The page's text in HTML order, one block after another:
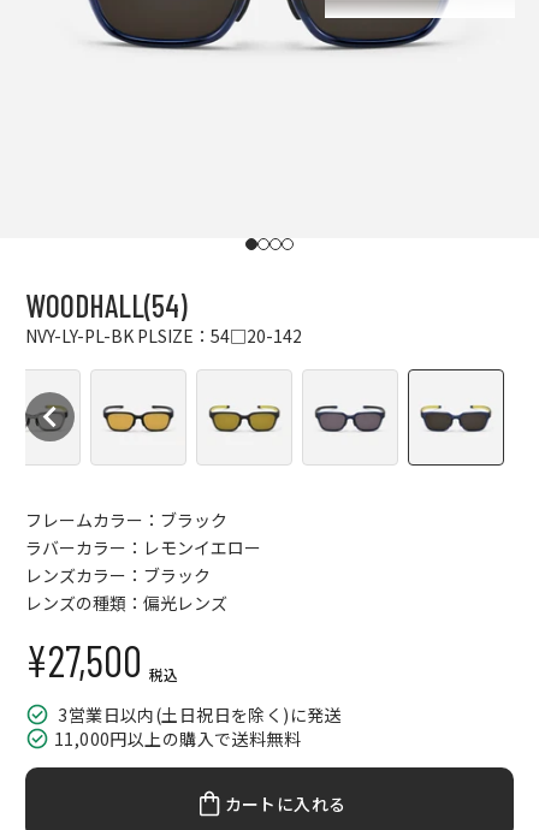
I18n Error: Missing interpolation value
I18n Error: Missing interpolation value
I18n Error: Missing interpolation value
I18n Error: Missing interpolation value
WOODHALL(54)
NVY-LY-PL-BK PLSIZE：54□20-142
フレームカラー：ブラック
ラバーカラー：レモンイエロー
レンズカラー：ブラック
レンズの種類：偏光レンズ
セール価格
¥27,500 税込
3営業日以内(土日祝日を除く)に発送
11,000円以上の購入で送料無料
カートに入れる